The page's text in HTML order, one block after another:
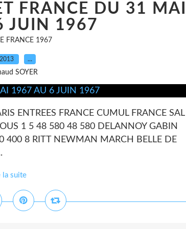
FRANCE DU 31 MAI
JUIN 1967
FRANCE 1967
…
SOYER
ENTREES FRANCE CUMUL FRANCE SAL
1 5 48 580 48 580 DELANNOY GABIN
400 8 RITT NEWMAN MARCH BELLE DE
la suite